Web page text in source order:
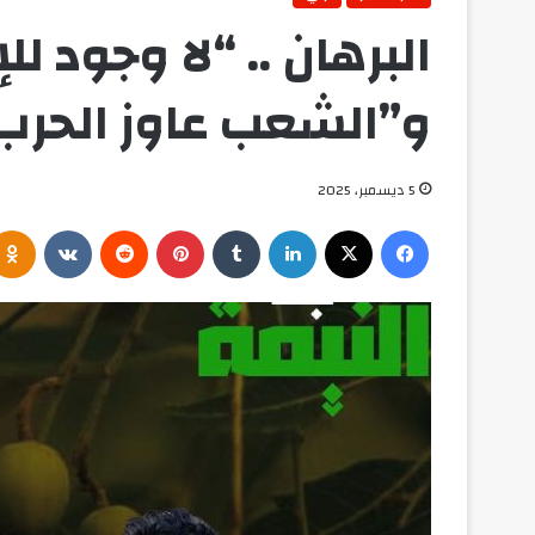
البرهان .. “لا وجود
و”الشعب عاوز
5 ديسمبر، 2025
فيسبوك لينكدإن بينتيريست